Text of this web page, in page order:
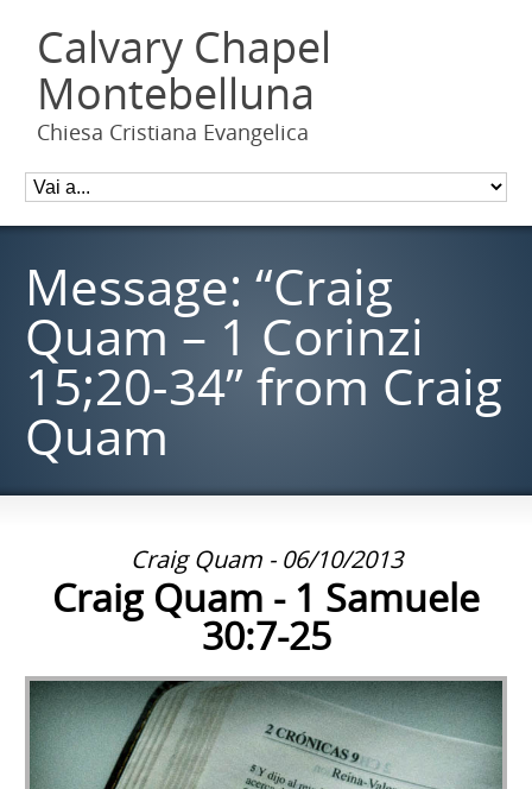
Calvary Chapel
Montebelluna
Chiesa Cristiana Evangelica
Message: “Craig
Quam – 1 Corinzi
15;20-34” from Craig
Quam
Craig Quam - 06/10/2013
Craig Quam - 1 Samuele
30:7-25